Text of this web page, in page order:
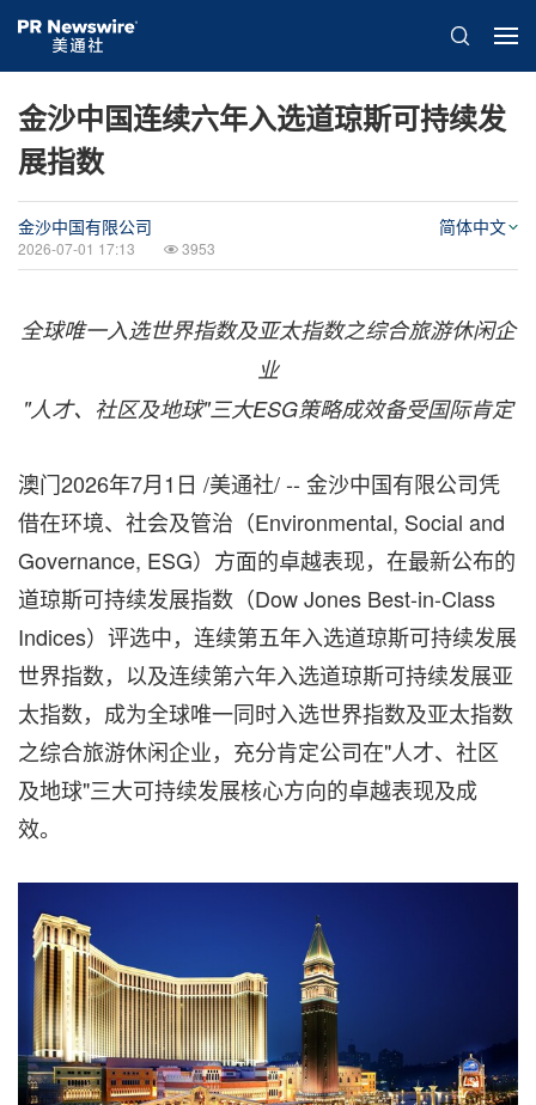
金沙中国连续六年入选道琼斯可持续发
展指数
金沙中国有限公司
2026-07-01 17:13 3953
简体中文
全球唯一入选世界指数及亚太指数之综合旅游休闲企
业
"人才、社区及地球"三大ESG策略成效备受国际肯定
澳门2026年7月1日 /美通社/ -- 金沙中国有限公司凭
借在环境、社会及管治（Environmental, Social and
Governance, ESG）方面的卓越表现，在最新公布的
道琼斯可持续发展指数（Dow Jones Best-in-Class
Indices）评选中，连续第五年入选道琼斯可持续发展
世界指数，以及连续第六年入选道琼斯可持续发展亚
太指数，成为全球唯一同时入选世界指数及亚太指数
之综合旅游休闲企业，充分肯定公司在"人才、社区
及地球"三大可持续发展核心方向的卓越表现及成
效。